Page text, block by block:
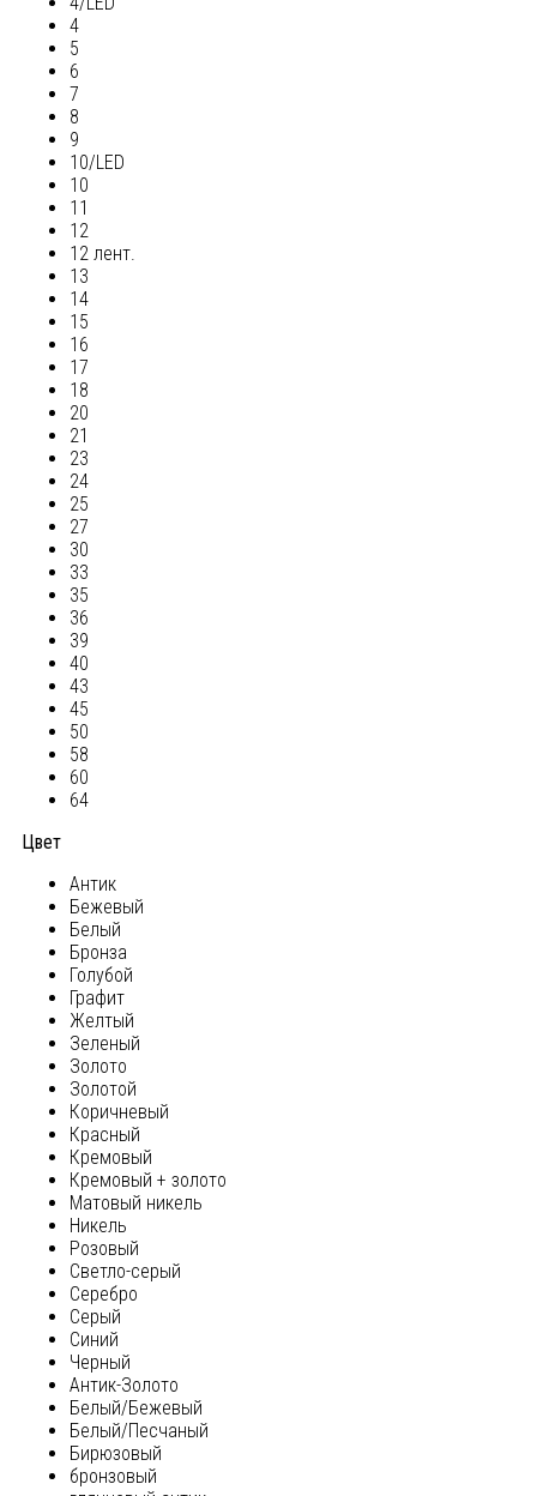
4
5
6
7
8
9
10/LED
10
11
12
12 лент.
13
14
15
16
17
18
20
21
23
24
25
27
30
33
35
36
39
40
43
45
50
58
60
64
Цвет
Антик
Бежевый
Белый
Бронза
Голубой
Графит
Желтый
Зеленый
Золото
Золотой
Коричневый
Красный
Кремовый
Кремовый + золото
Матовый никель
Никель
Розовый
Светло-серый
Серебро
Серый
Синий
Черный
Антик-Золото
Белый/Бежевый
Белый/Песчаный
Бирюзовый
бронзовый